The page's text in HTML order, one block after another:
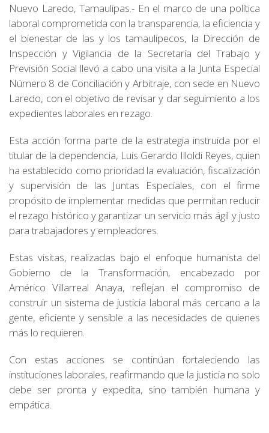
Nuevo Laredo, Tamaulipas.- En el marco de una política
laboral comprometida con la transparencia, la eficiencia y
el bienestar de las y los tamaulipecos, la Dirección de
Inspección y Vigilancia de la Secretaría del Trabajo y
Previsión Social llevó a cabo una visita a la Junta Especial
Número 8 de Conciliación y Arbitraje, con sede en Nuevo
Laredo, con el objetivo de revisar y dar seguimiento a los
expedientes laborales en rezago.
Esta acción forma parte de la estrategia instruida por el
titular de la dependencia, Luis Gerardo Illoldi Reyes, quien
ha establecido como prioridad la evaluación, fiscalización
y supervisión de las Juntas Especiales, con el firme
propósito de implementar medidas que permitan reducir
el rezago histórico y garantizar un servicio más ágil y justo
para trabajadores y empleadores.
Estas visitas, realizadas bajo el enfoque humanista del
Gobierno de la Transformación, encabezado por
Américo Villarreal Anaya, reflejan el compromiso de
construir un sistema de justicia laboral más cercano a la
gente, eficiente y sensible a las necesidades de quienes
más lo requieren.
Con estas acciones se continúan fortaleciendo las
instituciones laborales, reafirmando que la justicia no solo
debe ser pronta y expedita, sino también humana y
empática.